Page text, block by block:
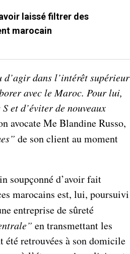
laissé filtrer des
marocain
d’agir dans l’intérêt supérieur
avec le Maroc. Pour lui,
et d’éviter de nouveaux
avocate Me Blandine Russo,
de son client au moment
soupçonné d’avoir fait
marocains est, lui, poursuivi
entreprise de sûreté
en transmettant les
retrouvées à son domicile